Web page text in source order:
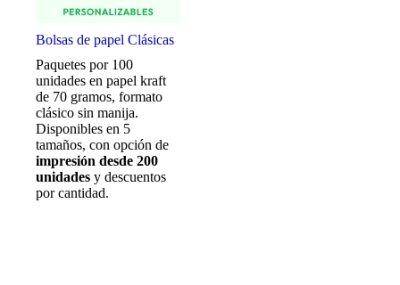
Bolsas de papel Clásicas
Paquetes por 100
unidades en papel kraft
de 70 gramos, formato
clásico sin manija.
Disponibles en 5
tamaños, con opción de
impresión desde 200
unidades y descuentos
por cantidad.